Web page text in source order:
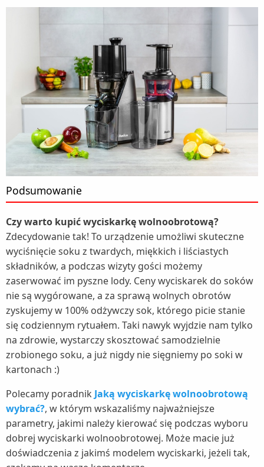
Podsumowanie
Czy warto kupić wyciskarkę wolnoobrotową?
Zdecydowanie tak! To urządzenie umożliwi skuteczne
wyciśnięcie soku z twardych, miękkich i liściastych
składników, a podczas wizyty gości możemy
zaserwować im pyszne lody. Ceny wyciskarek do soków
nie są wygórowane, a za sprawą wolnych obrotów
zyskujemy w 100% odżywczy sok, którego picie stanie
się codziennym rytuałem. Taki nawyk wyjdzie nam tylko
na zdrowie, wystarczy skosztować samodzielnie
zrobionego soku, a już nigdy nie sięgniemy po soki w
kartonach :)
Polecamy poradnik Jaką wyciskarkę wolnoobrotową
wybrać?, w którym wskazaliśmy najważniejsze
parametry, jakimi należy kierować się podczas wyboru
dobrej wyciskarki wolnoobrotowej. Może macie już
doświadczenia z jakimś modelem wyciskarki, jeżeli tak,